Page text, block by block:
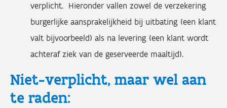
verplicht. Hieronder vallen zowel de verzekering
burgerlijke aansprakelijkheid bij uitbating (een klant
valt bijvoorbeeld) als na levering (een klant wordt
achteraf ziek van de geserveerde maaltijd).
Niet-verplicht, maar wel aan
te raden: